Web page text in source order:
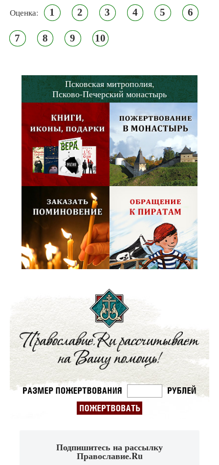
Оценка: 1 2 3 4 5 6
7 8 9 10
Псковская митрополия,
Псково-Печерский монастырь
Подпишитесь на рассылку
Православие.Ru